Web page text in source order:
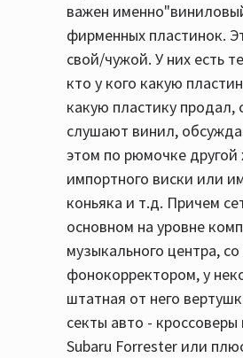
важен
фирменных пластинок.
свой/чужой. У них есть
кто у кого какую
какую пластику продал,
слушают винил,
этом по рюмочке другой
импортного виски или
коньяка и т.д. Причем
основном на уровне
музыкального центра,
фонокорректором, у
штатная от него
секты авто -
Subaru Forrester или